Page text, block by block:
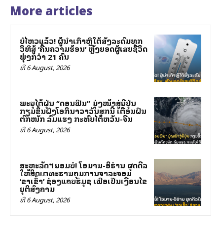
More articles
ບໍ່ໄຫວແລ້ວ! ຜູ້ນຳເກົາຫຼີໃຕ້ສັ່ງລະດົມທຸກ
ວິທີສູ້ ‘ຄື້ນຄວາມຮ້ອນ’ ຫຼັງຍອດຜູ້ເສຍຊີວິດ
ພຸ່ງກວ່າ 21 ຄົນ
ທີ 6 August, 2026
ພະຍຸໄຕ້ຝຸ່ນ “ດອນຟິນ” ມຸ່ງໜ້າສູ່ຍີ່ປຸ່ນ
ກຽມຂຶ້ນຝັ່ງໂອກິນາວາວັນສຸກນີ້ ເຕືອນຝົນ
ຕົກໜັກ ລົມແຮງ ກະທົບໄຕ້ຫວັນ-ຈີນ
ທີ 6 August, 2026
ສະຫະລັດฯ ຍອມບໍ່! ໂອມານ-ອິຮ່ານ ຜຸດດີລ
ໃຫ້ສິດເຕຫະຣານຄຸມການຈາລະຈອນ
‘ຂາເຂົ້າ’ ຊ່ອງແຄບຮໍມຸຊ ເພື່ອເປັນເງື່ອນໄຂ
ຍຸຕິສົງຄາມ
ທີ 6 August, 2026